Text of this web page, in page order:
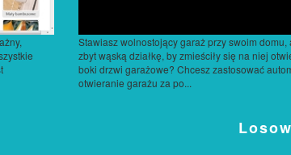
Stawiasz wolnostojący garaż przy swoim domu,
zbyt wąską działkę, by zmieściły się na niej
boki drzwi garażowe? Chcesz zastosować
otwieranie garażu za po...